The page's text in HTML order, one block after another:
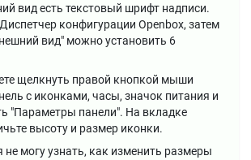
вид есть текстовый шрифт надписи.
конфигурации Openbox, затем
вид" можно установить 6
щелкнуть правой кнопкой мыши
с иконками, часы, значок питания и
"Параметры панели". На вкладке
высоту и размер иконки.
могу узнать, как изменить размеры